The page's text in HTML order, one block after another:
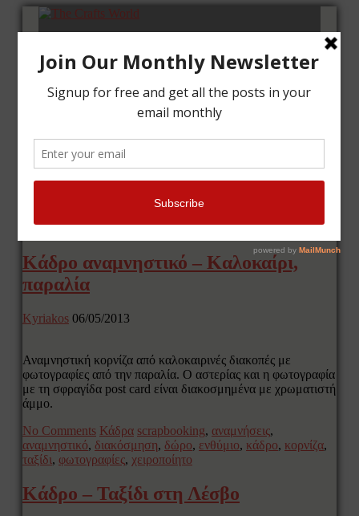
Μαθήματα
Κάρτες
Επικοινωνία
Tag Archives: αναμνηστικό
Κάδρο αναμνηστικό – Καλοκαίρι,
παραλία
Kyriakos 06/05/2013
Αναμνηστική κορνίζα από καλοκαιρινές διακοπές με
φωτογραφίες από την παραλία. Ο αστερίας και η φωτογραφία
με τη σφραγίδα post card είναι διακοσμημένα με χρωματιστή
άμμο.
No Comments Κάδρα scrapbooking, αναμνήσεις,
αναμνηστικό, διακόσμηση, δώρο, ενθύμιο, κάδρο, κορνίζα,
ταξίδι, φωτογραφίες, χειροποίητο
Κάδρο – Ταξίδι στη Λέσβο